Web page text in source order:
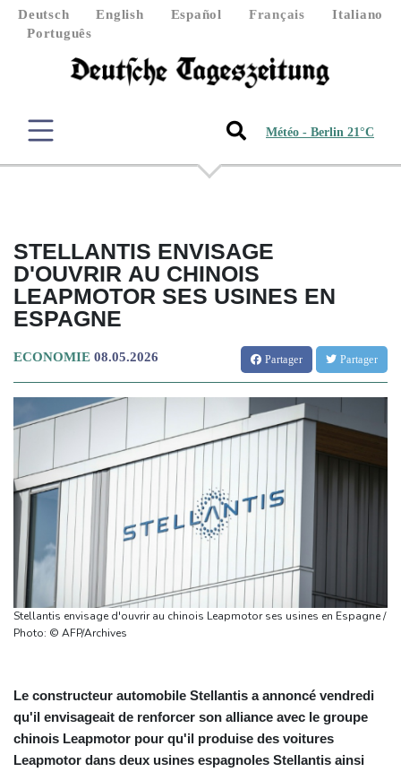
Deutsch English Español Français
Italiano
Português
Météo - Berlin 21°C
STELLANTIS ENVISAGE
D'OUVRIR AU CHINOIS
LEAPMOTOR SES USINES EN
ESPAGNE
ECONOMIE 08.05.2026 Partager Partager
Stellantis envisage d'ouvrir au chinois Leapmotor ses usines en Espagne /
Photo: © AFP/Archives
Le constructeur automobile Stellantis a annoncé vendredi
qu'il envisageait de renforcer son alliance avec le groupe
chinois Leapmotor pour qu'il produise des voitures
Leapmotor dans deux usines espagnoles Stellantis ainsi